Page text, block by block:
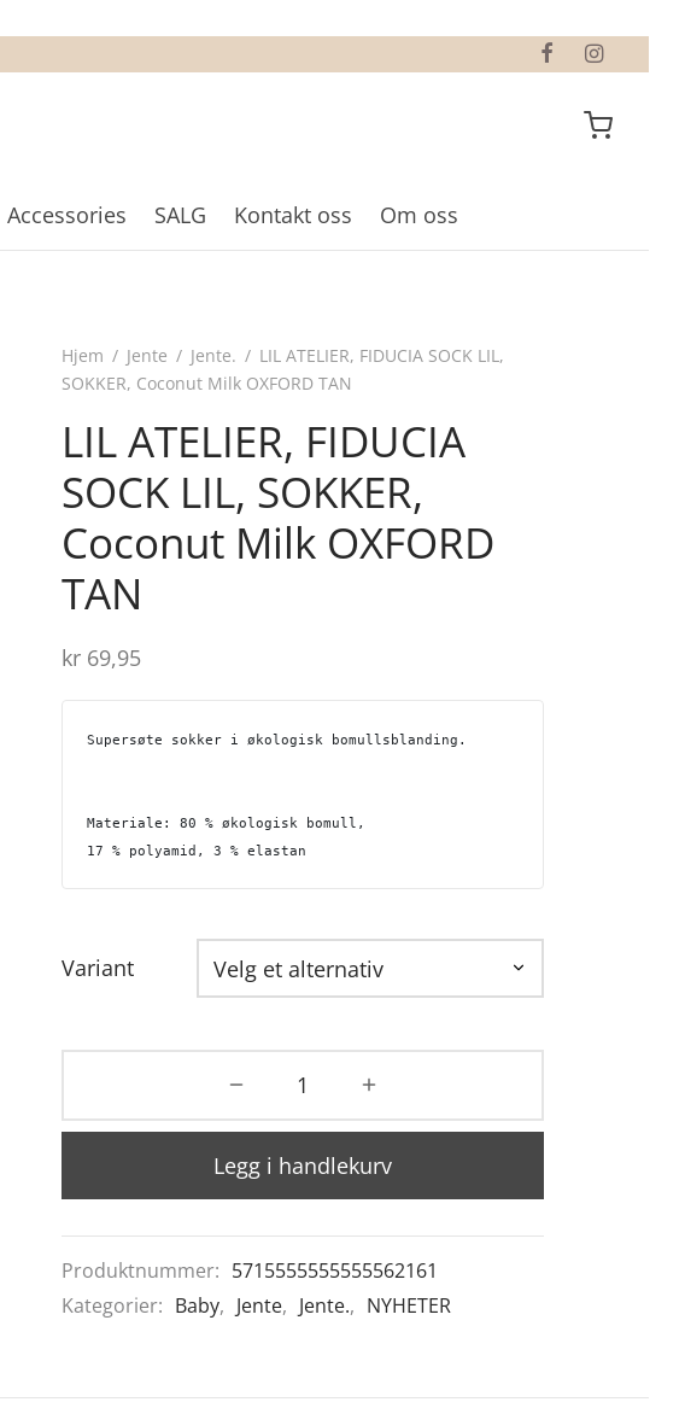
Accessories SALG Kontakt oss Om oss
Hjem / Jente / Jente. / LIL ATELIER, FIDUCIA SOCK LIL,
SOKKER, Coconut Milk OXFORD TAN
LIL ATELIER, FIDUCIA
SOCK LIL, SOKKER,
Coconut Milk OXFORD
TAN
kr 69,95
Supersøte sokker i økologisk bomullsblanding.
Materiale: 80 % økologisk bomull,
17 % polyamid, 3 % elastan
Variant
Legg i handlekurv
Produktnummer: 5715555555555562161
Kategorier: Baby, Jente, Jente., NYHETER